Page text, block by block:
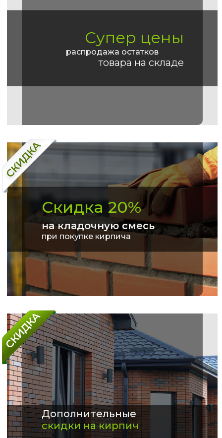
Супер цены
распродажа остатков
товара на складе
Скидка 20%
на кладочную смесь
при покупке кирпича
Дополнительные
скидки на кирпич